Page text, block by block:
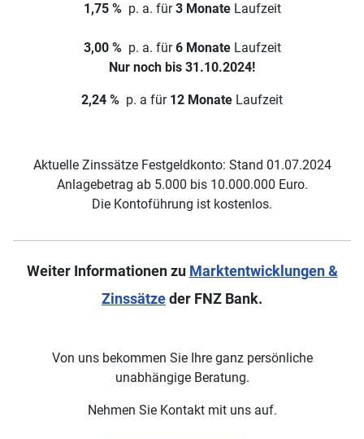
1,75 % p. a. für3 MonateLaufzeit
3,00 %p. a. für6 MonateLaufzeit
Nur noch bis 31.10.2024!
2,24 % p. a für 12 Monate Laufzeit
Aktuelle Zinssätze Festgeldkonto: Stand 01.07.2024
Anlagebetrag ab 5.000 bis 10.000.000 Euro.
Die Kontoführung ist kostenlos.
Weiter Informationen zu Marktentwicklungen&
Zinssätzeder FNZ Bank.
Von uns bekommen Sie Ihre ganz persönliche
unabhängige Beratung.
Nehmen Sie Kontakt mit uns auf.